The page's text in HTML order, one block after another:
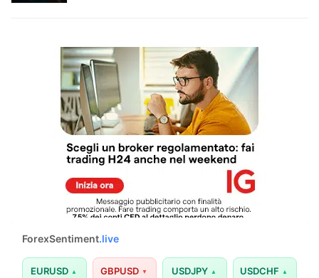
ForexSentiment.live
EURUSD GBPUSD USDJPY USDCHF